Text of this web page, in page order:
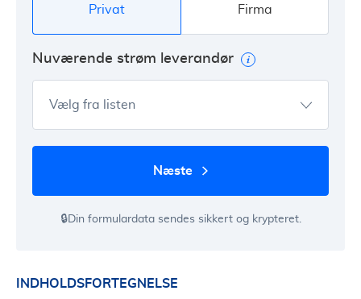
Privat Firma
Nuværende strøm leverandør
Vælg fra listen
næste
🔒Din formulardata sendes sikkert og krypteret.
INDHOLDSFORTEGNELSE